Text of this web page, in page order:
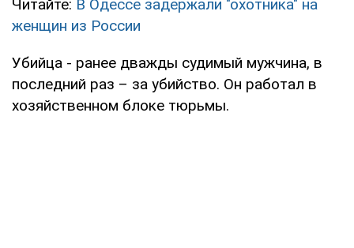
Читайте: В Одессе задержали "охотника" на
женщин из России
Убийца - ранее дважды судимый мужчина, в
последний раз – за убийство. Он работал в
хозяйственном блоке тюрьмы.